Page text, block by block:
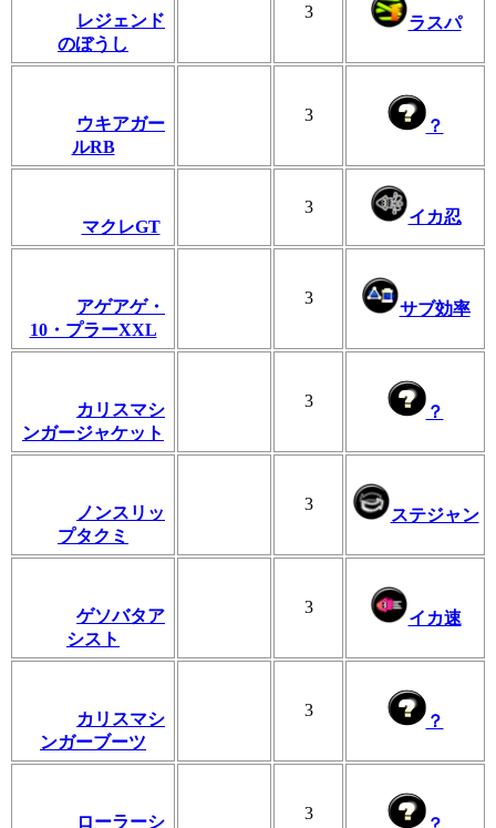
レジェンド
のぼうし
3
ラスパ
ウキアガー
ルRB
3
？
マクレGT
3
イカ忍
アゲアゲ・
10・プラーXXL
3
サブ効率
カリスマシ
ンガージャケット
3
？
ノンスリッ
プタクミ
3
ステジャン
ゲソバタア
シスト
3
イカ速
カリスマシ
ンガーブーツ
3
？
ローラーシ 3
？